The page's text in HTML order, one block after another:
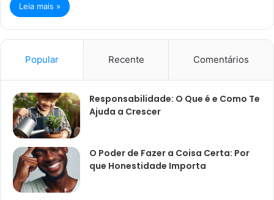
Leia mais »
Popular Recente Comentários
Responsabilidade: O Que é e Como Te
Ajuda a Crescer
O Poder de Fazer a Coisa Certa: Por
que Honestidade Importa